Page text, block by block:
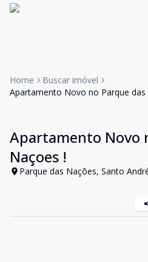
Home
Buscar imóvel
Apartamento Novo no Parque das
Apartamento Novo
Naçoes !
Parque das Nações, Santo